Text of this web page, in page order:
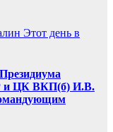
Этот день в
и ЦК ВКП(б) И.В.